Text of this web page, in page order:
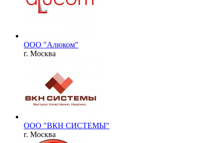
ООО "Алюком"
г. Москва
ООО "ВКН СИСТЕМЫ"
г. Москва